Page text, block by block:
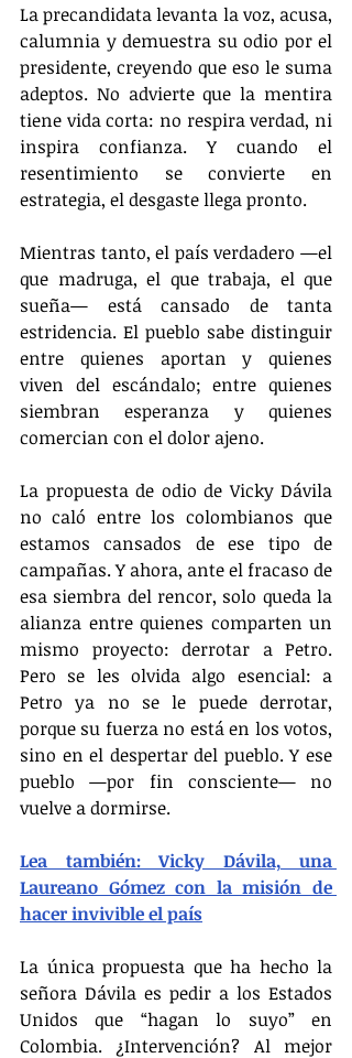
La precandidata levanta la voz, acusa,
calumnia y demuestra su odio por el
presidente, creyendo que eso le suma
adeptos. No advierte que la mentira
tiene vida corta: no respira verdad, ni
inspira confianza. Y cuando el
resentimiento se convierte en
estrategia, el desgaste llega pronto.
Mientras tanto, el país verdadero —el
que madruga, el que trabaja, el que
sueña— está cansado de tanta
estridencia. El pueblo sabe distinguir
entre quienes aportan y quienes
viven del escándalo; entre quienes
siembran esperanza y quienes
comercian con el dolor ajeno.
La propuesta de odio de Vicky Dávila
no caló entre los colombianos que
estamos cansados de ese tipo de
campañas. Y ahora, ante el fracaso de
esa siembra del rencor, solo queda la
alianza entre quienes comparten un
mismo proyecto: derrotar a Petro.
Pero se les olvida algo esencial: a
Petro ya no se le puede derrotar,
porque su fuerza no está en los votos,
sino en el despertar del pueblo. Y ese
pueblo —por fin consciente— no
vuelve a dormirse.
Lea también: Vicky Dávila, una
Laureano Gómez con la misión de
hacer invivible el país
La única propuesta que ha hecho la
señora Dávila es pedir a los Estados
Unidos que “hagan lo suyo” en
Colombia. ¿Intervención? Al mejor